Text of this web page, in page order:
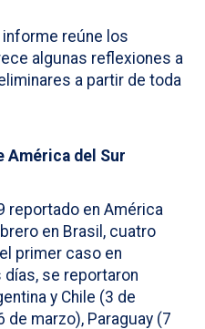
reúne los
algunas reflexiones a
a partir de toda
América del Sur
reportado en América
en Brasil, cuatro
primer caso en
días, se reportaron
y Chile (3 de
de marzo), Paraguay (7